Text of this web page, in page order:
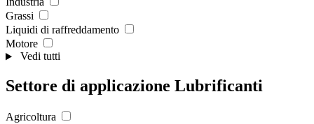
Grassi
Liquidi di raffreddamento
Motore
Vedi tutti
Settore di applicazione Lubrificanti
Agricoltura